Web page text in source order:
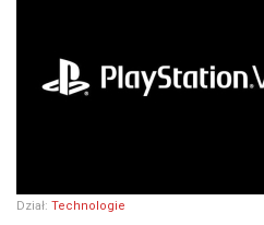
Dział: Technologie